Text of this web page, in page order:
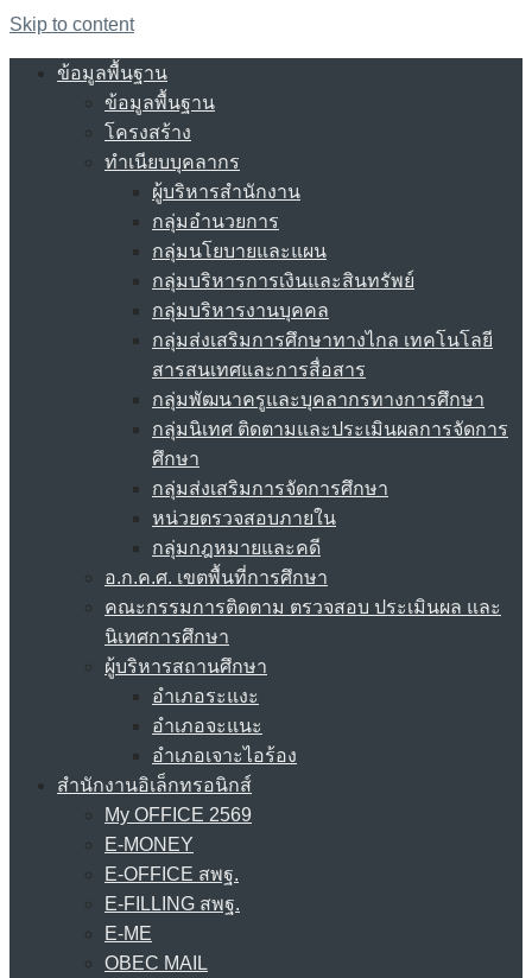
Skip to content
ข้อมูลพื้นฐาน
ข้อมูลพื้นฐาน
โครงสร้าง
ทำเนียบบุคลากร
ผู้บริหารสำนักงาน
กลุ่มอำนวยการ
กลุ่มนโยบายและแผน
กลุ่มบริหารการเงินและสินทรัพย์
กลุ่มบริหารงานบุคคล
กลุ่มส่งเสริมการศึกษาทางไกล เทคโนโลยี
สารสนเทศและการสื่อสาร
กลุ่มพัฒนาครูและบุคลากรทางการศึกษา
กลุ่มนิเทศ ติดตามและประเมินผลการจัดการ
ศึกษา
กลุ่มส่งเสริมการจัดการศึกษา
หน่วยตรวจสอบภายใน
กลุ่มกฎหมายและคดี
อ.ก.ค.ศ. เขตพื้นที่การศึกษา
คณะกรรมการติดตาม ตรวจสอบ ประเมินผล และ
นิเทศการศึกษา
ผู้บริหารสถานศึกษา
อำเภอระแงะ
อำเภอจะแนะ
อำเภอเจาะไอร้อง
สำนักงานอิเล็กทรอนิกส์
My OFFICE 2569
E-MONEY
E-OFFICE สพฐ.
E-FILLING สพฐ.
E-ME
OBEC MAIL